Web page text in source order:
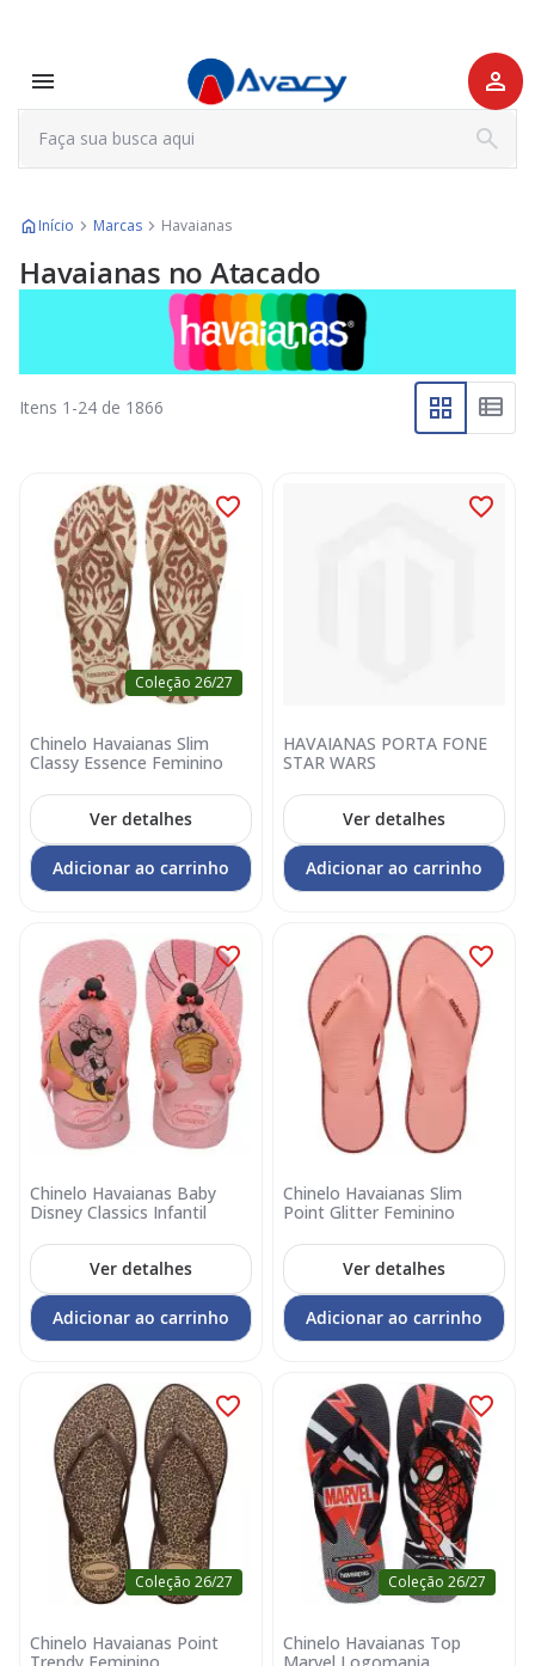
Início Marcas Havaianas
Havaianas no Atacado
Itens 1 -24 de 1866
Coleção 26/27
Chinelo Havaianas Slim
Classy Essence Feminino
Ver detalhes
Adicionar ao carrinho
HAVAIANAS PORTA FONE
STAR WARS
Ver detalhes
Adicionar ao carrinho
Chinelo Havaianas Baby
Disney Classics Infantil
Ver detalhes
Adicionar ao carrinho
Chinelo Havaianas Slim
Point Glitter Feminino
Ver detalhes
Adicionar ao carrinho
Coleção 26/27
Chinelo Havaianas Point
Coleção 26/27
Chinelo Havaianas Top